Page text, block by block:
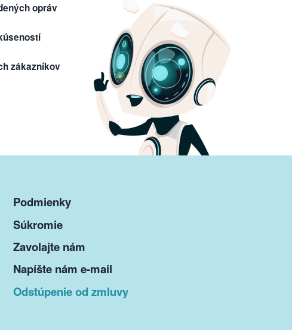
opráv
zákazníkov
Podmienky
Súkromie
Zavolajte nám
Napíšte nám e-mail
Odstúpenie od zmluvy